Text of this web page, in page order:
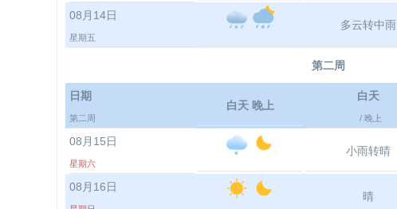
08月14日
星期五
多云转中雨
第二周
日期
第二周
白天 晚上
白天
/ 晚上
08月15日
星期六
小雨转晴
08月16日
晴